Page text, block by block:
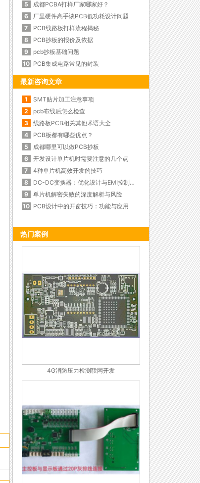
5
成都PCBA打样厂家哪家好？
6
厂里硬件高手谈PCB低功耗设计问题
7
PCB线路板打样流程揭秘
8
PCB抄板的报价及依据
9
pcb抄板基础问题
10 PCB集成电路常见的封装
最新咨询文章
1
SMT贴片加工注意事项
2
pcb布线后怎么检查
3
线路板PCB相关其他术语大全
4
PCB板都有哪些优点？
5
成都哪里可以做PCB抄板
6
开发设计单片机时需要注意的几个点
7
4种单片机高效开发的技巧
8
DC-DC变换器：优化设计与EMI控制的秘诀
9
单片机解密失败的深度解析与风险
10 PCB设计中的开窗技巧：功能与应用
热门案例
4G消防压力检测联网开发